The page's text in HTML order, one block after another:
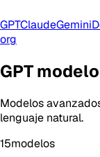
GPTClaudeGemini
org
GPT
Modelos
lenguaje natural.
15modelos